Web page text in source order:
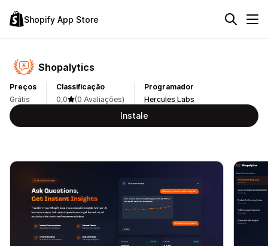
Shopify App Store
Shopalytics
Preços
Grátis
Classificação
0,0
(0 Avaliações)
Programador
Hercules Labs
Instale